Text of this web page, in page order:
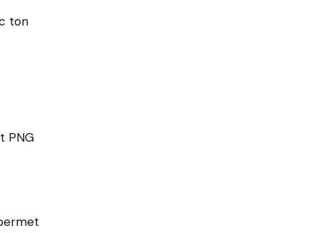
ton
PNG